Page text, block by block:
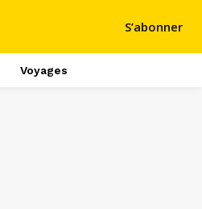
S’abonner
Voyages